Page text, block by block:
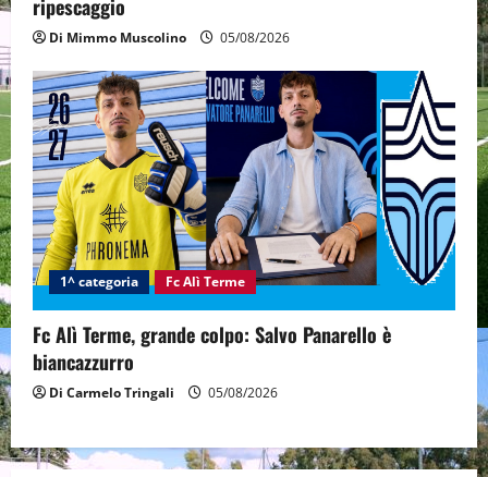
ripescaggio
Di Mimmo Muscolino 05/08/2026
1^ categoria Fc Alì Terme
Fc Alì Terme, grande colpo: Salvo Panarello è
biancazzurro
Di Carmelo Tringali 05/08/2026